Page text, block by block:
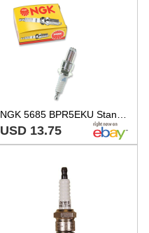
USD 13.75